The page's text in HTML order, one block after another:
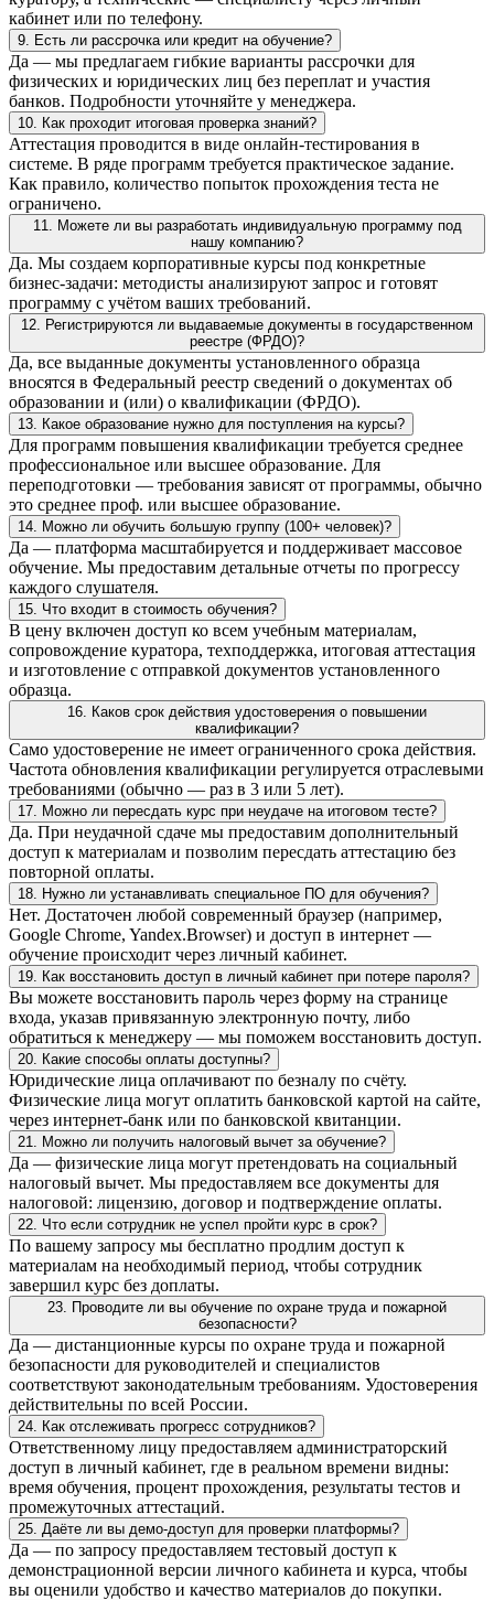
кабинет или по телефону.
9. Есть ли рассрочка или кредит на обучение?
Да — мы предлагаем гибкие варианты рассрочки для
физических и юридических лиц без переплат и участия
банков. Подробности уточняйте у менеджера.
10. Как проходит итоговая проверка знаний?
Аттестация проводится в виде онлайн-тестирования в
системе. В ряде программ требуется практическое задание.
Как правило, количество попыток прохождения теста не
ограничено.
11. Можете ли вы разработать индивидуальную программу под
нашу компанию?
Да. Мы создаем корпоративные курсы под конкретные
бизнес-задачи: методисты анализируют запрос и готовят
программу с учётом ваших требований.
12. Регистрируются ли выдаваемые документы в государственном
реестре (ФРДО)?
Да, все выданные документы установленного образца
вносятся в Федеральный реестр сведений о документах об
образовании и (или) о квалификации (ФРДО).
13. Какое образование нужно для поступления на курсы?
Для программ повышения квалификации требуется среднее
профессиональное или высшее образование. Для
переподготовки — требования зависят от программы, обычно
это среднее проф. или высшее образование.
14. Можно ли обучить большую группу (100+ человек)?
Да — платформа масштабируется и поддерживает массовое
обучение. Мы предоставим детальные отчеты по прогрессу
каждого слушателя.
15. Что входит в стоимость обучения?
В цену включен доступ ко всем учебным материалам,
сопровождение куратора, техподдержка, итоговая аттестация
и изготовление с отправкой документов установленного
образца.
16. Каков срок действия удостоверения о повышении
квалификации?
Само удостоверение не имеет ограниченного срока действия.
Частота обновления квалификации регулируется отраслевыми
требованиями (обычно — раз в 3 или 5 лет).
17. Можно ли пересдать курс при неудаче на итоговом тесте?
Да. При неудачной сдаче мы предоставим дополнительный
доступ к материалам и позволим пересдать аттестацию без
повторной оплаты.
18. Нужно ли устанавливать специальное ПО для обучения?
Нет. Достаточен любой современный браузер (например,
Google Chrome, Yandex.Browser) и доступ в интернет —
обучение происходит через личный кабинет.
19. Как восстановить доступ в личный кабинет при потере пароля?
Вы можете восстановить пароль через форму на странице
входа, указав привязанную электронную почту, либо
обратиться к менеджеру — мы поможем восстановить доступ.
20. Какие способы оплаты доступны?
Юридические лица оплачивают по безналу по счёту.
Физические лица могут оплатить банковской картой на сайте,
через интернет-банк или по банковской квитанции.
21. Можно ли получить налоговый вычет за обучение?
Да — физические лица могут претендовать на социальный
налоговый вычет. Мы предоставляем все документы для
налоговой: лицензию, договор и подтверждение оплаты.
22. Что если сотрудник не успел пройти курс в срок?
По вашему запросу мы бесплатно продлим доступ к
материалам на необходимый период, чтобы сотрудник
завершил курс без доплаты.
23. Проводите ли вы обучение по охране труда и пожарной
безопасности?
Да — дистанционные курсы по охране труда и пожарной
безопасности для руководителей и специалистов
соответствуют законодательным требованиям. Удостоверения
действительны по всей России.
24. Как отслеживать прогресс сотрудников?
Ответственному лицу предоставляем администраторский
доступ в личный кабинет, где в реальном времени видны:
время обучения, процент прохождения, результаты тестов и
промежуточных аттестаций.
25. Даёте ли вы демо-доступ для проверки платформы?
Да — по запросу предоставляем тестовый доступ к
демонстрационной версии личного кабинета и курса, чтобы
вы оценили удобство и качество материалов до покупки.